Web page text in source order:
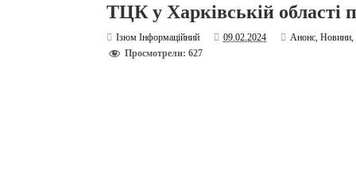
ТЦК у Харківській області
Ізюм Інформаційний 09.02.2024 Анонс,Новини,
Просмотрели: 627